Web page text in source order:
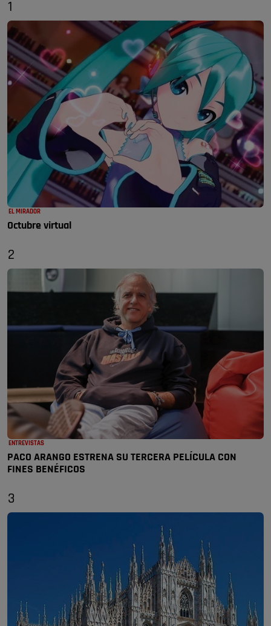
1
EL MIRADOR
Octubre virtual
2
ENTREVISTAS
PACO ARANGO ESTRENA SU TERCERA PELÍCULA CON
FINES BENÉFICOS
3